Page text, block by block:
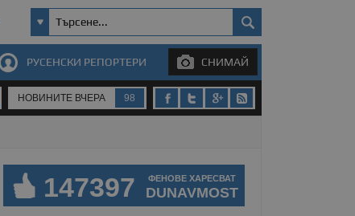
РУСЕНСКИ РЕПОРТЕРИ СНИМАЙ
НОВИНИТЕ ВЧЕРА 98
147397 ФЕНОВЕ ХАРЕСВАТ
DUNAVMOST